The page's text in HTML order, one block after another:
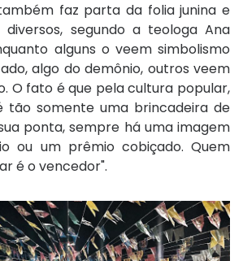
faz parta da folia junina e
diversos, segundo a teologa Ana
alguns o veem simbolismo
algo do demônio, outros veem
O fato é que pela cultura popular,
tão somente uma brincadeira de
ponta, sempre há uma imagem
ou um prêmio cobiçado. Quem
é o vencedor".